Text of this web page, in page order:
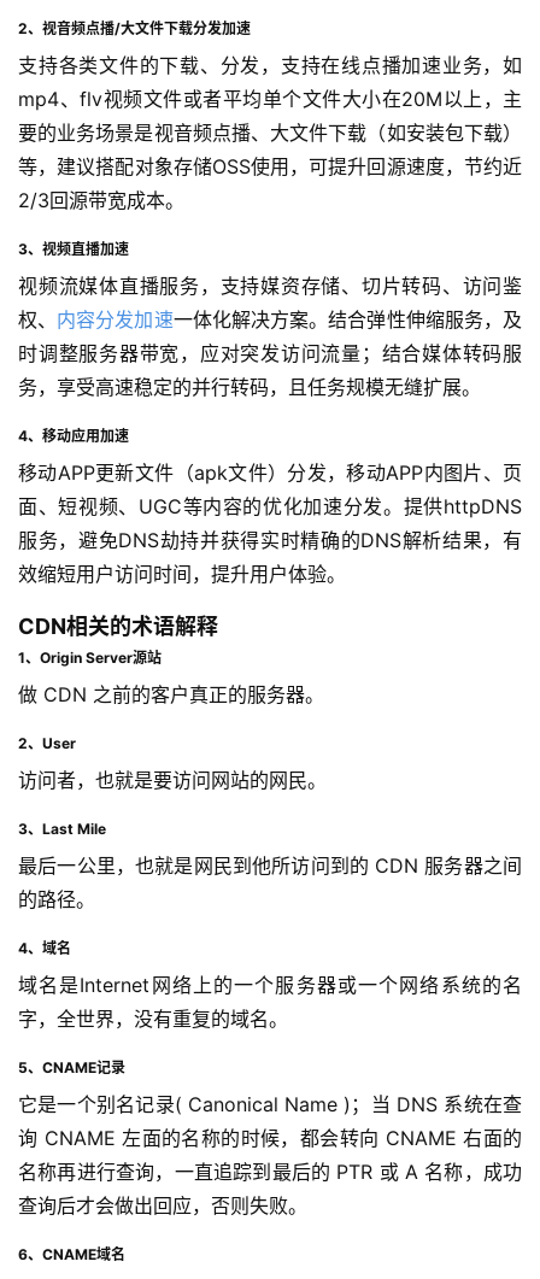
2、视音频点播/大文件下载分发加速
支持各类文件的下载、分发，支持在线点播加速业务，如
mp4、flv视频文件或者平均单个文件大小在20M以上，主
要的业务场景是视音频点播、大文件下载（如安装包下载）
等，建议搭配对象存储OSS使用，可提升回源速度，节约近
2/3回源带宽成本。
3、视频直播加速
视频流媒体直播服务，支持媒资存储、切片转码、访问鉴
权、 内容分发加速一体化解决方案。结合弹性伸缩服务，及
时调整服务器带宽，应对突发访问流量；结合媒体转码服
务，享受高速稳定的并行转码，且任务规模无缝扩展。
4、移动应用加速
移动APP更新文件（apk文件）分发，移动APP内图片、页
面、短视频、UGC等内容的优化加速分发。提供httpDNS
服务，避免DNS劫持并获得实时精确的DNS解析结果，有
效缩短用户访问时间，提升用户体验。
CDN相关的术语解释
1、Origin Server源站
做 CDN 之前的客户真正的服务器。
2、User
访问者，也就是要访问网站的网民。
3、Last Mile
最后一公里，也就是网民到他所访问到的 CDN 服务器之间
的路径。
4、域名
域名是Internet网络上的一个服务器或一个网络系统的名
字，全世界，没有重复的域名。
5、CNAME记录
它是一个别名记录( Canonical Name )；当 DNS 系统在查
询 CNAME 左面的名称的时候，都会转向 CNAME 右面的
名称再进行查询，一直追踪到最后的 PTR 或 A 名称，成功
查询后才会做出回应，否则失败。
6、CNAME域名